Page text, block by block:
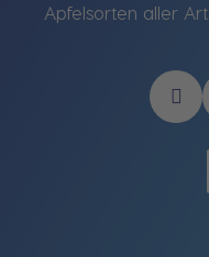
Apfelsorten aller Art.